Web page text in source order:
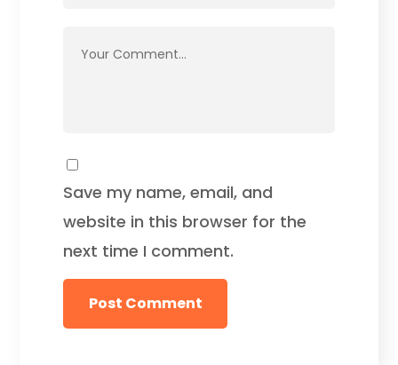
Save my name, email, and
website in this browser for the
next time I comment.